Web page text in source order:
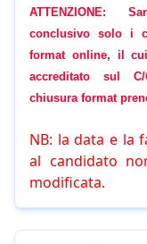
ATTENZIONE:
conclusivo solo i
format online, il
accreditato sul
chiusura format
NB: la data e la
al candidato
modificata.